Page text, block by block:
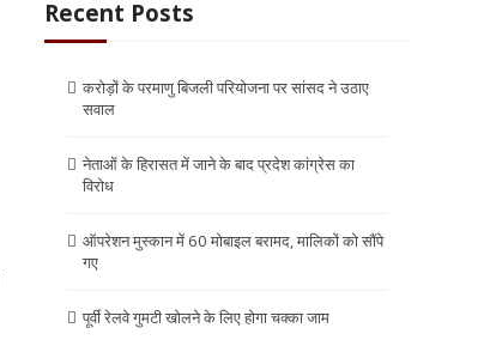
Recent Posts
करोड़ों के परमाणु बिजली परियोजना पर सांसद ने उठाए
सवाल
नेताओं के हिरासत में जाने के बाद प्रदेश कांग्रेस का
विरोध
ऑपरेशन मुस्कान में 60 मोबाइल बरामद, मालिकों को सौंपे
गए
पूर्वी रेलवे गुमटी खोलने के लिए होगा चक्का जाम